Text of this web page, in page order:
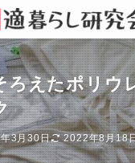
ろえたポリウ
3月30日 2022年8月18